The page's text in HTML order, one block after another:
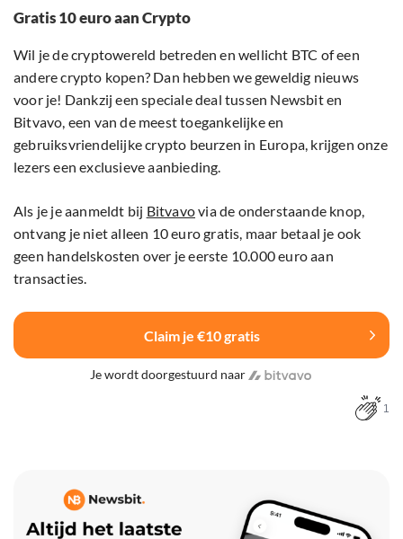
Gratis 10 euro aan Crypto
Wil je de cryptowereld betreden en wellicht BTC of een
andere crypto kopen? Dan hebben we geweldig nieuws
voor je! Dankzij een speciale deal tussen Newsbit en
Bitvavo, een van de meest toegankelijke en
gebruiksvriendelijke crypto beurzen in Europa, krijgen onze
lezers een exclusieve aanbieding.
Als je je aanmeldt bij Bitvavovia de onderstaande knop,
ontvang je niet alleen 10 euro gratis, maar betaal je ook
geen handelskosten over je eerste 10.000 euro aan
transacties.
Claim je €10 gratis
Je wordt doorgestuurd naar
1